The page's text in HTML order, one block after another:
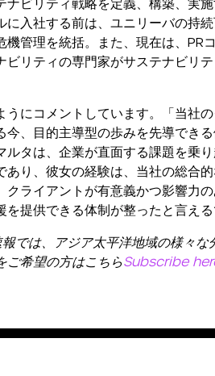
入社する前は、ユニリーバの持
管理を統括。また、現在は、PR
リティの専門家がサステナビリ
にコメントしています。「当社
、目的主導型の歩みを先導でき
タは、企業が直面する課題を乗
り、彼女の経験は、当社の総合
ライアントが有意義かつ影響力
提供できる体制が整ったと言える
では、アジア太平洋地域の様々
ご希望の方はこちらSubscribe